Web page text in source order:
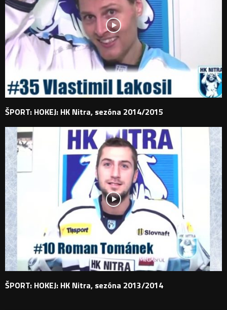
ŠPORT: HOKEJ: HK Nitra, sezóna 2014/2015
ŠPORT: HOKEJ: HK Nitra, sezóna 2013/2014